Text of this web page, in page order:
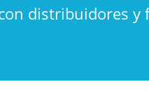
distribuidores y